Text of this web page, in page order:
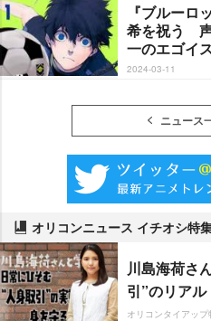
『ブルーロ
希を祝う
一のエゴイ
2024-03-11
ニュース
オリコンニュース イチオシ特
川島海荷さ
引”のリアル
オリコンタイアップ